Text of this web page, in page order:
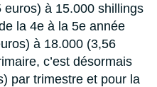
à 15.000 shillings
la 4e à la 5e année
à 18.000 (3,56
c’est désormais
par trimestre et pour la